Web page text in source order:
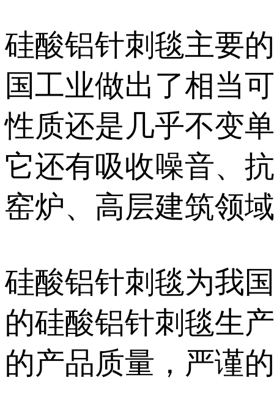
硅酸铝针刺毯主要
国工业做出了相当
性质还是几乎不变
它还有吸收噪音、
窑炉、高层建筑领
硅酸铝针刺毯为我
的硅酸铝针刺毯生
的产品质量，严谨